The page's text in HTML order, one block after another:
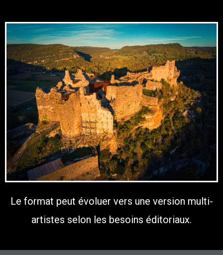
Le format peut évoluer vers une version multi-
artistes selon les besoins éditoriaux.